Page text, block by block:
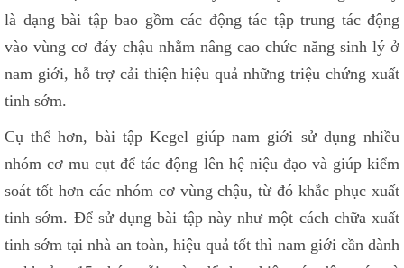
là dạng bài tập bao gồm các động tác tập trung tác động
vào vùng cơ đáy chậu nhằm nâng cao chức năng sinh lý ở
nam giới, hỗ trợ cải thiện hiệu quả những triệu chứng xuất
tinh sớm.
Cụ thể hơn, bài tập Kegel giúp nam giới sử dụng nhiều
nhóm cơ mu cụt để tác động lên hệ niệu đạo và giúp kiểm
soát tốt hơn các nhóm cơ vùng chậu, từ đó khắc phục xuất
tinh sớm. Để sử dụng bài tập này như một cách chữa xuất
tinh sớm tại nhà an toàn, hiệu quả tốt thì nam giới cần dành